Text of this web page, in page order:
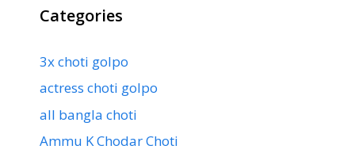
Categories
3x choti golpo
actress choti golpo
all bangla choti
Ammu K Chodar Choti